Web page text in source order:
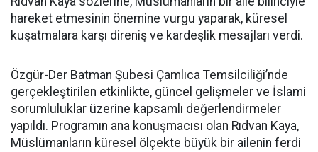
hareket etmesinin önemine vurgu yaparak, küresel
kuşatmalara karşı direniş ve kardeşlik mesajları verdi.
Özgür-Der Batman Şubesi Çamlıca Temsilciliği’nde
gerçekleştirilen etkinlikte, güncel gelişmeler ve İslami
sorumluluklar üzerine kapsamlı değerlendirmeler
yapıldı. Programın ana konuşmacısı olan Rıdvan Kaya,
Müslümanların küresel ölçekte büyük bir ailenin ferdi